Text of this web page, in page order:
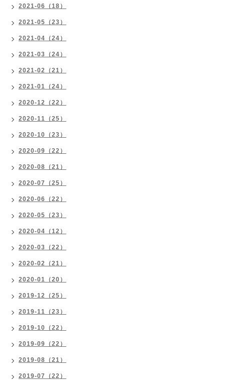
2021-06（18）
2021-05（23）
2021-04（24）
2021-03（24）
2021-02（21）
2021-01（24）
2020-12（22）
2020-11（25）
2020-10（23）
2020-09（22）
2020-08（21）
2020-07（25）
2020-06（22）
2020-05（23）
2020-04（12）
2020-03（22）
2020-02（21）
2020-01（20）
2019-12（25）
2019-11（23）
2019-10（22）
2019-09（22）
2019-08（21）
2019-07（22）